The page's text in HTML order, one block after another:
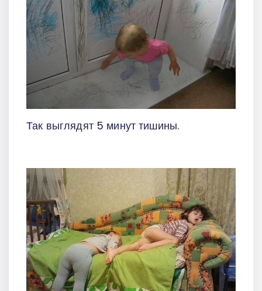
Так выглядят 5 минут тишины.